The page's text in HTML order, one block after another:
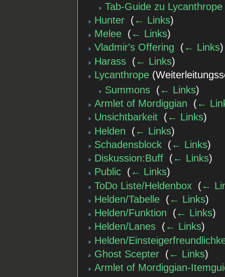
Tab-Guide zu Lycanthrope
Hunter (← Links)
Melee (← Links)
Vladmir's Offering
(← Links)
Harass (← Links)
Lycanthrope
Summons‎ (← Links)
Armlet of Mordiggian
(←
Unsichtbarkeit (← Links)
Helden
(← Links)
Schadensblock (← Links)
Diskussion:Buff (← Links)
Public (← Links)
ToDo Liste/Heldenbox (←
Helden/Tabelle (← Links)
Helden/Funktion
(← Links)
Helden/Lanes (← Links)
Helden/
Ghost Scepter (← Links)
Armlet of Mordiggian-